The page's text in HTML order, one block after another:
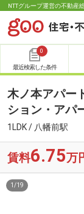
NTTグループ運営の不動産
0
最近検索した条件
木ノ本アパー
ション・アパ
1LDK / 八幡前駅
賃料6.75万
1 /19